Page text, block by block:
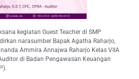
kegiatan Guest Teacher di SMP
narasumber Bapak Agatha Raharjo,
Ammira Annajwa Raharjo Kelas VIIA
di Badan Pengawasan Keuangan